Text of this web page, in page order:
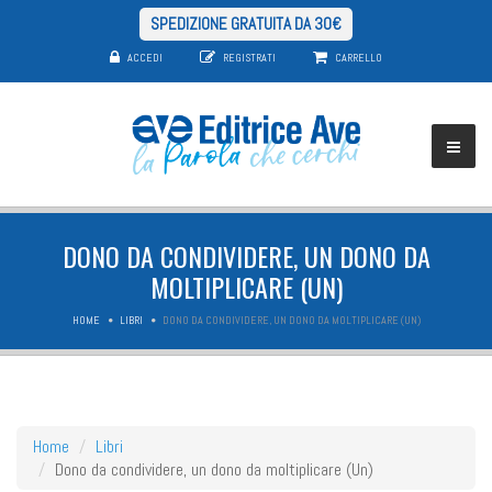
SPEDIZIONE GRATUITA DA 30€
ACCEDI REGISTRATI CARRELLO
DONO DA CONDIVIDERE, UN DONO DA
MOLTIPLICARE (UN)
HOME LIBRI DONO DA CONDIVIDERE, UN DONO DA MOLTIPLICARE (UN)
Home
Libri
Dono da condividere, un dono da moltiplicare (Un)